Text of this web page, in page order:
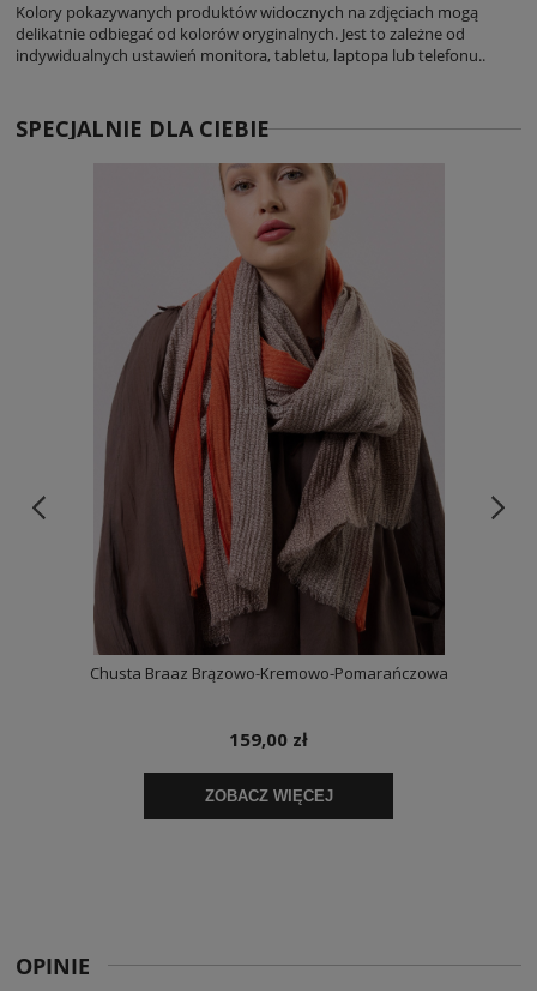
Kolory pokazywanych produktów widocznych na zdjęciach mogą
delikatnie odbiegać od kolorów oryginalnych. Jest to zależne od
indywidualnych ustawień monitora, tabletu, laptopa lub telefonu..
OPINIE